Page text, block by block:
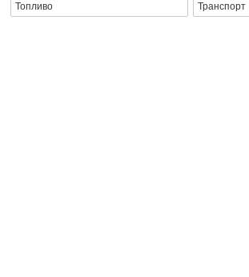
Топливо Транспорт